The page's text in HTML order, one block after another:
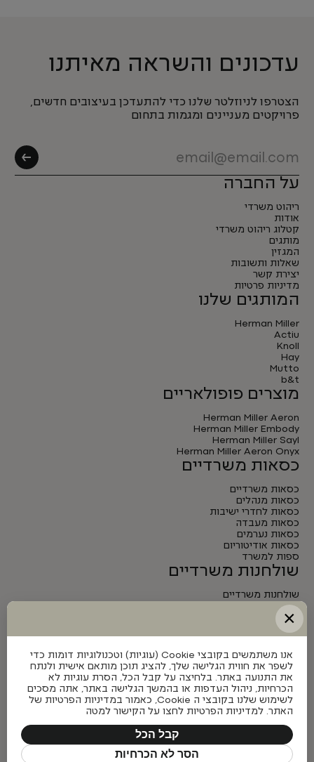
עדכונים והשראה מאיתנו
הצטרפו לניוזלטר שלנו כדי להתעדכן בעיצובים חדשים,
פרויקטים מעניינים ומגמות בתחום
על החברה
ריהוט משרדי
אודות
קטלוג ריהוט משרדי
מותגים
המגזין
שאלות ותשובות
יצירת קשר
מדיניות פרטיות
המותגים שלנו
Herman Miller
Actiu
Knoll
Hay
Mutto
b&t
מוצרים פופולאריים
Herman Miller Aeron
Herman Miller Embody
Herman Miller Sayl
Herman Miller Aeron Onyx
כסאות משרדיים
כסאות משרדיים
כסאות מנהלים
כסאות לחדרי ישיבות
כסאות מעבדה
כסאות נערמים
כסאות אודיטוריום
ספות למשרד
שולחנות משרדיים
שולחנות משרדיים
שולחנות מנהלים
שולחנות לחדרי ישיבות
שולחנות מתכווננים חשמליים
×
אנו משתמשים בקובצי Cookie (עוגיות) וטכנולוגיות דומות כדי
לשפר את חווית הגלישה שלך, להציג תוכן מותאם אישית ולנתח
את התנועה באתר. בלחיצה על קבל הכל, הסרת עוגיות לא
הכרחיות, ניהול העדפות או בהמשך הגלישה באתר, אתה מסכים
לשימוש שלנו בקובצי ה Cookie, כאמור במדיניות הפרטיות של
האתר. למדיניות הפרטיות לחצו על הקישור למטה
קבל הכל
הסר לא הכרחיות